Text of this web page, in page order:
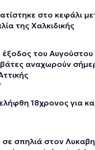
στο κεφάλι
της Χαλκιδικής
του
αναχωρούν
18χρονος για
σπηλιά στον